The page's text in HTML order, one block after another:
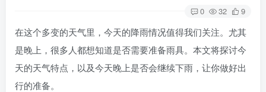
0 32 9
在这个多变的天气里，今天的降雨情况值得我们关注。尤其
是晚上，很多人都想知道是否需要准备雨具。本文将探讨今
天的天气特点，以及今天晚上是否会继续下雨，让你做好出
行的准备。